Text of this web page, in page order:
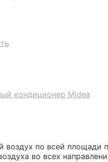
кондиционер Midea
воздух по всей площади
во всех